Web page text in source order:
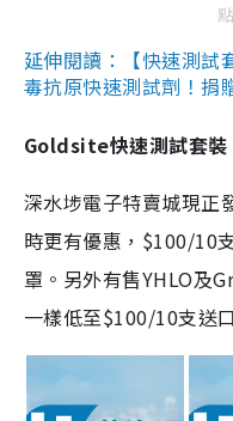
延伸閱讀：【快速測試
毒抗原快速測試劑！捐
Goldsite快速測試套裝
深水埗電子特賣城現
時更有優惠，$100/10
罩。另外有售YHLO及
一樣低至$100/10支送